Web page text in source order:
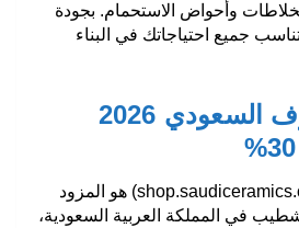
وأحواض الاستحمام. بجودة
جميع احتياجاتك في البناء
كود خصم الخزف السعودي 2026
(shop.saudiceramics.com) هو المزود
في المملكة العربية السعودية،